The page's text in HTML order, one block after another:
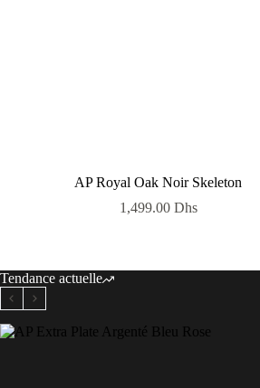
AP Royal Oak Noir Skeleton
1,499.00 Dhs
Tendance actuelle